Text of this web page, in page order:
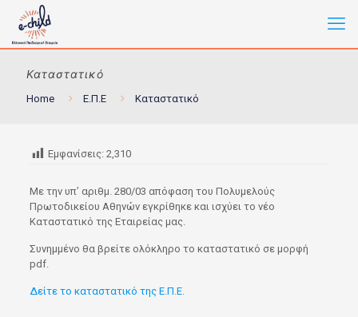
Καταστατικό
Home Ε.Π.Ε Καταστατικό
Εμφανίσεις: 2,310
Με την υπ’ αριθμ. 280/03 απόφαση του Πολυμελούς
Πρωτοδικείου Αθηνών εγκρίθηκε και ισχύει το νέο
Καταστατικό της Εταιρείας μας.
Συνημμένο θα βρείτε ολόκληρο το καταστατικό σε μορφή
pdf.
Δείτε το καταστατικό της Ε.Π.Ε.